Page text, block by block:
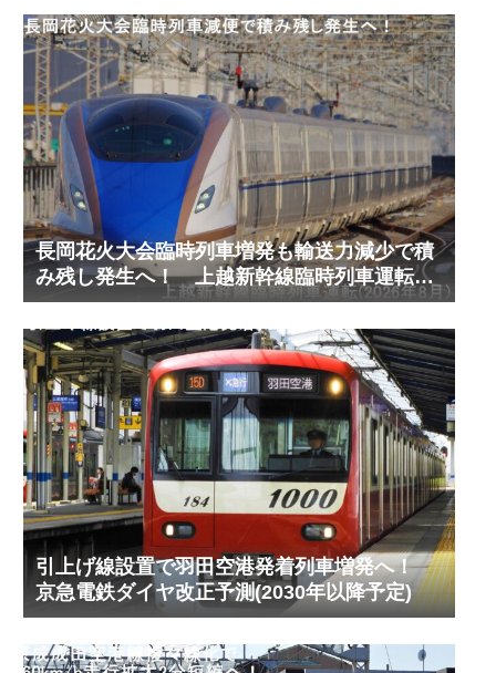
長岡花火大会臨時列車増発も輸送力減少で積
み残し発生へ！ 上越新幹線臨時列車運転
(2026年8月)
引上げ線設置で羽田空港発着列車増発へ！
京急電鉄ダイヤ改正予測(2030年以降予定)